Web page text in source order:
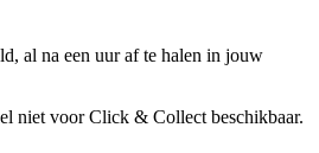
al na een uur af te halen in jouw
niet voor Click & Collect beschikbaar.